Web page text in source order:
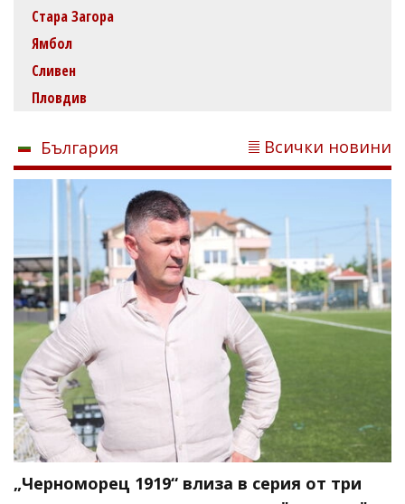
Стара Загора
Ямбол
Сливен
Пловдив
България Всички новини
„Черноморец 1919“ влиза в серия от три